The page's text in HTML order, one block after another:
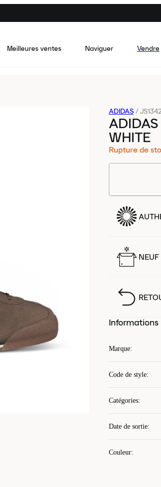
Meilleures ventes Naviguer Vendre
ADIDAS /
WHITE
Rupture de
NEUF
Informations
Marque:
Code de style:
Catégories:
Date de sortie:
Couleur: